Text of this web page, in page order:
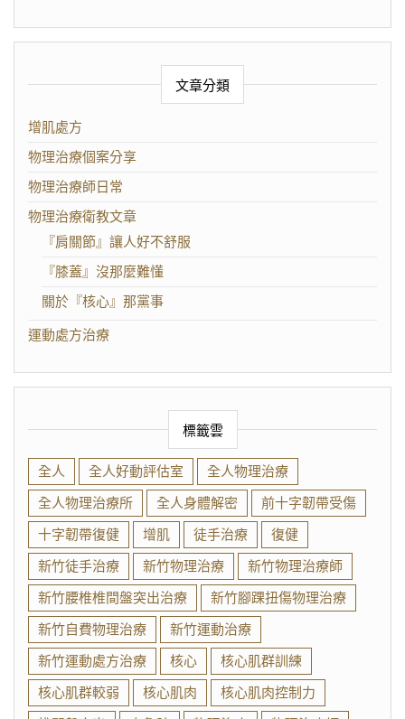
文章分類
增肌處方
物理治療個案分享
物理治療師日常
物理治療衛教文章
『肩關節』讓人好不舒服
『膝蓋』沒那麼難懂
關於『核心』那黨事
運動處方治療
標籤雲
全人 全人好動評估室
全人物理治療
全人物理治療所
全人身體解密
前十字韌帶受傷
十字韌帶復健
增肌 徒手治療
復健
新竹徒手治療
新竹物理治療
新竹物理治療師
新竹腰椎椎間盤突出治療
新竹腳踝扭傷物理治療
新竹自費物理治療
新竹運動治療
新竹運動處方治療
核心
核心肌群訓練
核心肌群較弱
核心肌肉
核心肌肉控制力